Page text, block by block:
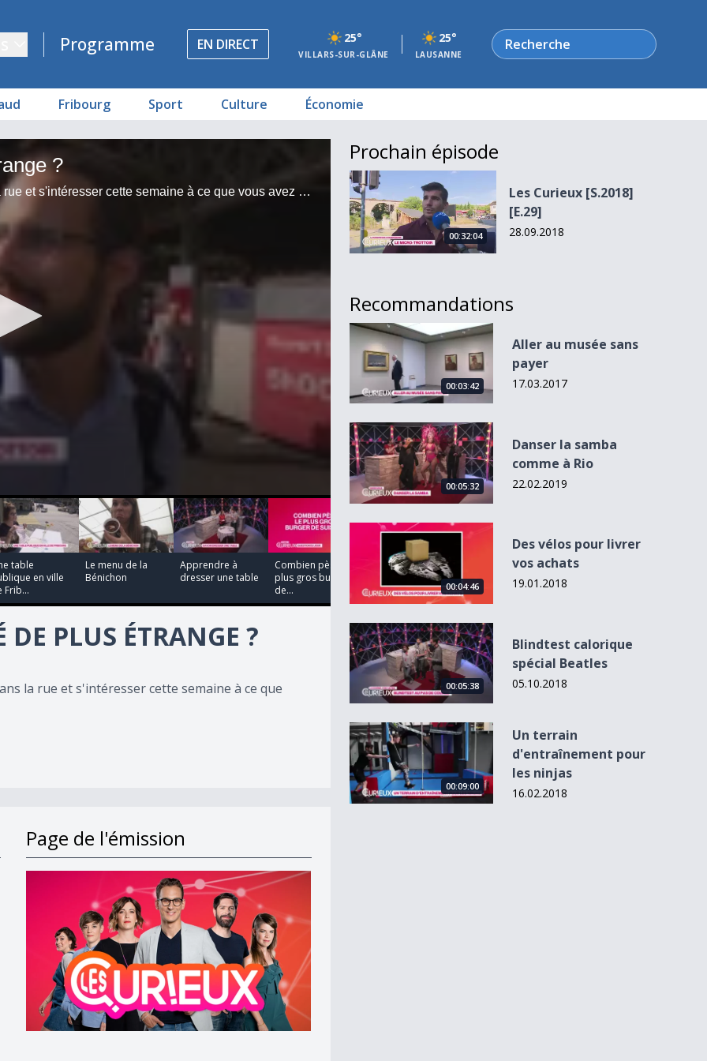
Programme EN DIRECT 25°
VILLARS-SUR-GLÂNE
25°
LAUSANNE
Rechercher
Fribourg Sport Culture Économie
?
Notre micro-trottoir est allé à votre rencontre dans la rue et s'intéresser cette semaine à ce que vous avez déjà mangé de plus étrange.
table
en ville
Frib...
Le menu de la
Bénichon
Apprendre à
dresser une table
Combien pèse le
plus gros burger
de...
PLUS ÉTRANGE ?
la rue et s'intéresser cette semaine à ce que
Page de l'émission
Prochain épisode
Les Curieux [S.2018][E.29]
00:32:04
Les Curieux [S.2018]
[E.29]
28.09.2018
Recommandations
Aller au musée sans payer
00:03:42
Aller au musée sans
payer
17.03.2017
Danser la samba comme à Rio
00:05:32
Danser la samba
comme à Rio
22.02.2019
Des vélos pour livrer vos achats
00:04:46
Des vélos pour livrer
vos achats
19.01.2018
Blindtest calorique spécial Beatles
00:05:38
Blindtest calorique
spécial Beatles
05.10.2018
Un terrain d&#039;entraînement pour les ninjas
00:09:00
Un terrain
d'entraînement pour
les ninjas
16.02.2018